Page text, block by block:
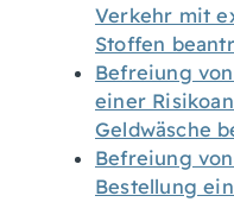
Verkehr mit
Stoffen
Befreiung
einer
Geldwäsche
Befreiung
Bestellung